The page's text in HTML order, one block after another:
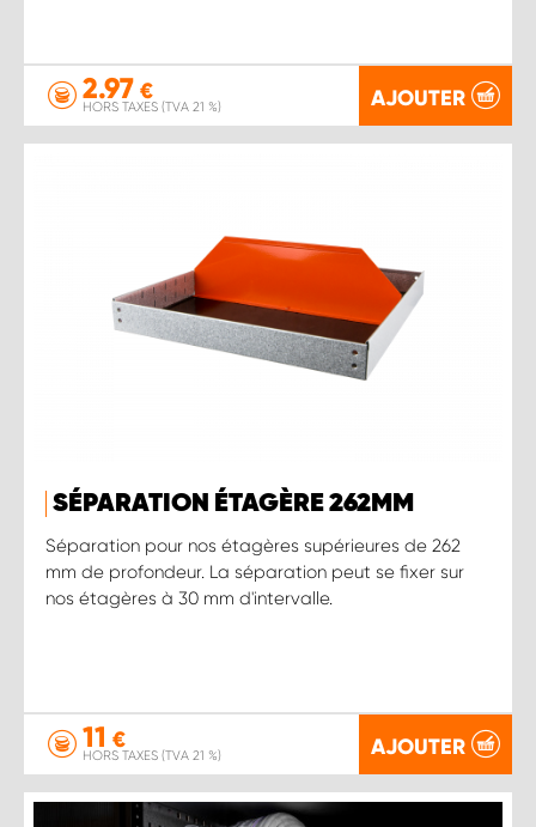
2.97 €
HORS TAXES (TVA 21 %) AJOUTER
SÉPARATION ÉTAGÈRE 262MM
Séparation pour nos étagères supérieures de 262
mm de profondeur. La séparation peut se fixer sur
nos étagères à 30 mm d'intervalle.
11 €
HORS TAXES (TVA 21 %) AJOUTER